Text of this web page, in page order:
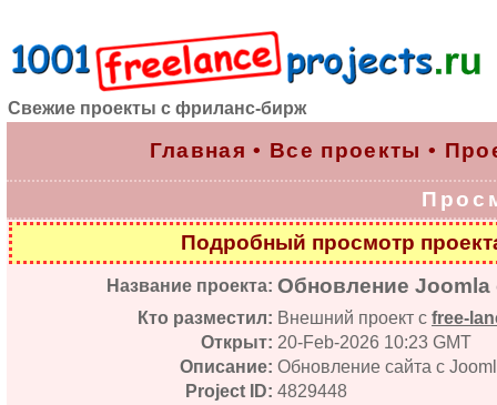
Свежие проекты с фриланс-бирж
Главная • Все проекты •
Подробный просмотр
Название проекта: Обновление Joomla
Кто разместил: Внешний проект с free-
Открыт: 20-Feb-2026 10:23 GMT
Описание: Обновление сайта с
Project ID: 4829448